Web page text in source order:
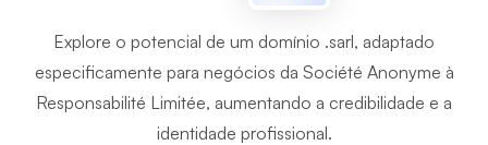
Explore o potencial de um domínio .sarl, adaptado
especificamente para negócios da Société Anonyme à
Responsabilité Limitée, aumentando a credibilidade e a
identidade profissional.